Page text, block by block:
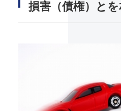
損害（債権）と